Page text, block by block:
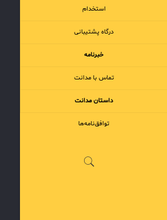
استخدام
درگاه پشتیبانی
خبرنامه
تماس با مدانت
داستان مدانت
توافق‌نامه‌ها